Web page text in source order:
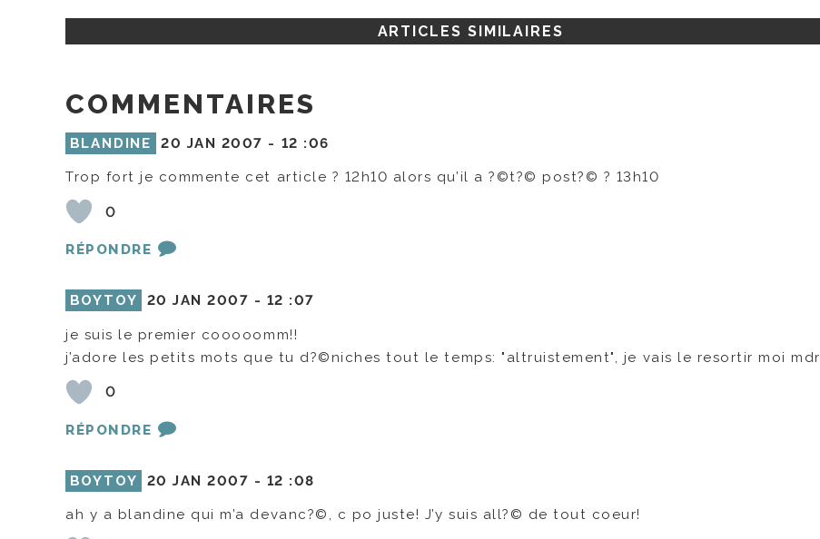
ARTICLES SIMILAIRES
COMMENTAIRES
BLANDINE 20 JAN 2007 - 12 :06
Trop fort je commente cet article ? 12h10 alors qu’il a ?©t?© post?© ? 13h10
0
RÉPONDRE
BOYTOY 20 JAN 2007 - 12 :07
je suis le premier cooooomm!!
j’adore les petits mots que tu d?©niches tout le temps: "altruistement", je vais le resortir moi mdr
0
RÉPONDRE
BOYTOY 20 JAN 2007 - 12 :08
ah y a blandine qui m’a devanc?©, c po juste! J’y suis all?© de tout coeur!